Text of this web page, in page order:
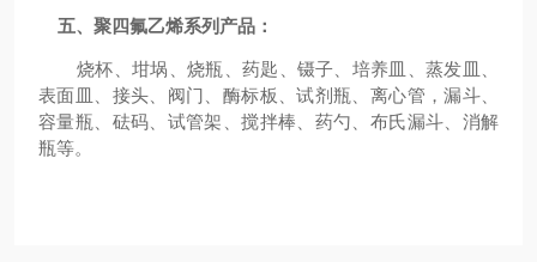
五、聚四氟乙烯系列产品：
烧杯、坩埚、烧瓶、药匙、镊子、培养皿、蒸发皿、
表面皿、接头、阀门、酶标板、试剂瓶、离心管，漏斗、
容量瓶、砝码、试管架、搅拌棒、药勺、布氏漏斗、消解
瓶等。